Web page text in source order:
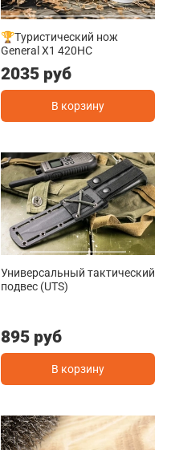
🏆Туристический нож
General X1 420HC
2035 руб
В корзину
Универсальный тактический
подвес (UTS)
895 руб
В корзину